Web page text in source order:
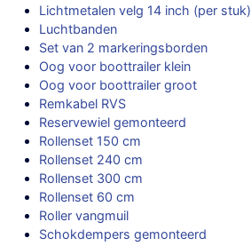
Lichtmetalen velg 14 inch (per stuk)
Luchtbanden
Set van 2 markeringsborden
Oog voor boottrailer klein
Oog voor boottrailer groot
Remkabel RVS
Reservewiel gemonteerd
Rollenset 150 cm
Rollenset 240 cm
Rollenset 300 cm
Rollenset 60 cm
Roller vangmuil
Schokdempers gemonteerd